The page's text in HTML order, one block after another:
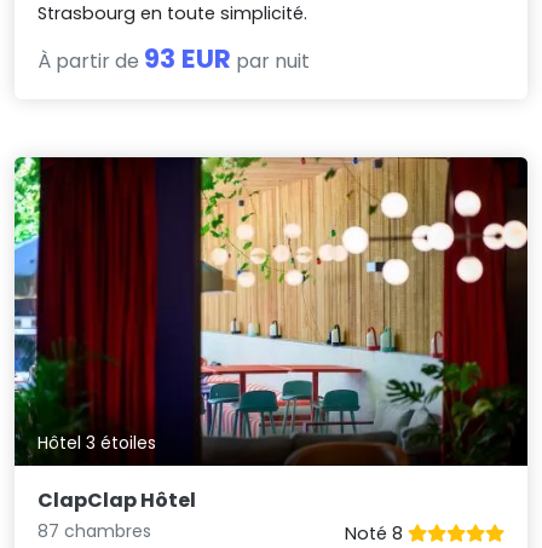
Strasbourg en toute simplicité.
À partir de 93 EUR par nuit
Hôtel 3 étoiles
ClapClap Hôtel
87 chambres
Noté 8